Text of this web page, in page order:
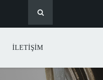
İLETİŞİM